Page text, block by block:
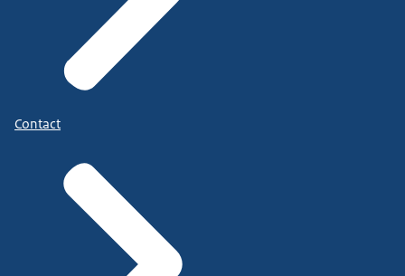
Contact